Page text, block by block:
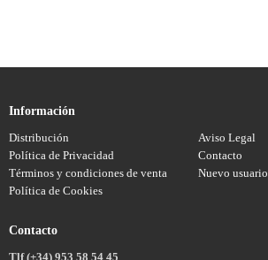
Información
Distribución
Aviso Legal
Política de Privacidad
Contacto
Términos y condiciones de venta
Nuevo usuario
Política de Cookies
Contacto
Tlf (+34) 953 58 54 45